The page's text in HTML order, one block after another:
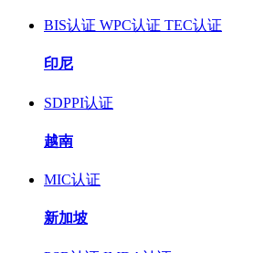
BIS认证 WPC认证 TEC认证
印尼
SDPPI认证
越南
MIC认证
新加坡